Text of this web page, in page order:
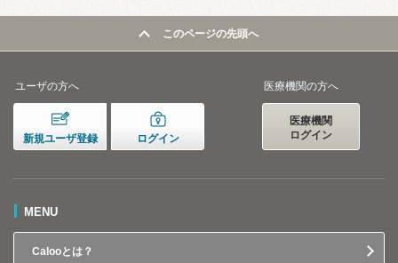
このページの先頭へ
ユーザの方へ
新規ユーザ登録 ログイン
医療機関の方へ
医療機関
ログイン
MENU
Calooとは？